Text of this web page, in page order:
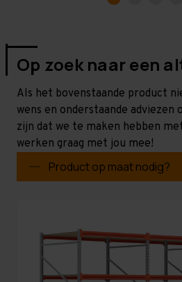
Op zoek naar een
Als het bovenstaande product
wens en onderstaande adviezen
zijn dat we te maken hebben
werken graag met jou mee!
Product op maat nodig?